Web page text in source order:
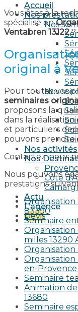
Accueil
Nos
Nos
Nos
Nos activités
Nos
Côte
Actu
L’agence
Devis
Vous êtes à la
spécialisé en
Ventabren 13122?
original à
Pour toutes vos
seminaires
proposons la
dans la
et particuliers
pouvons prendre
Contactez-nous
Nous pouvons
prestations
Organisation
83390
Seminaire
Organisation
milles 13290
Organisation
Organisation
en-Provence
Seminaire
Animation
13680
Seminaire